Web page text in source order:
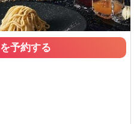
予約する